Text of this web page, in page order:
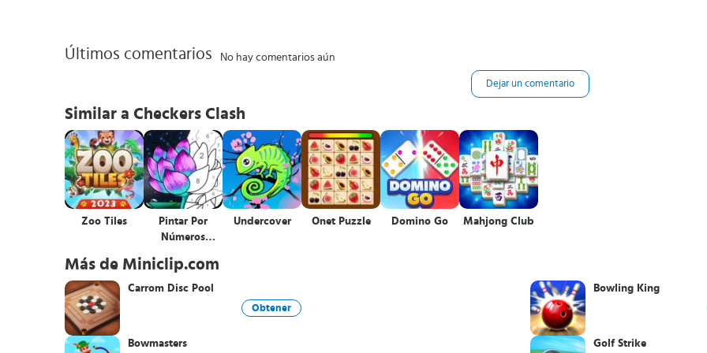
Últimos comentarios No hay comentarios aún
Dejar un comentario
Similar a Checkers Clash
Zoo Tiles
Pintar Por
Números
Undercover Onet Puzzle Domino Go Mahjong Club
Más de Miniclip.com
Carrom Disc Pool
Obtener
Bowmasters
Bowling King
Golf Strike